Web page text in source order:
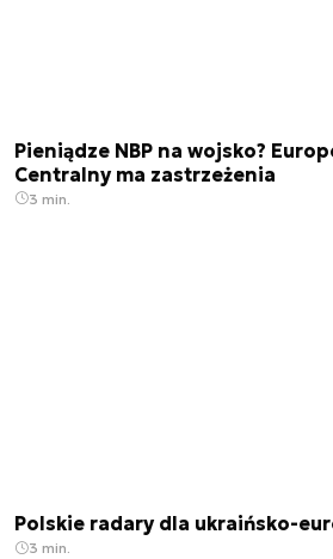
Pieniądze NBP na wojsko?
Centralny ma zastrzeżenia
3 min.
Polskie radary dla ukraińsko-
3 min.